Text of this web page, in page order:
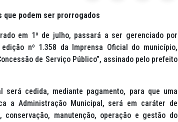
que podem ser prorrogados
em 1º de julho, passará a ser gerenciado por
nº 1.358 da Imprensa Oficial do município,
de Serviço Público”, assinado pelo prefeito
cedida, mediante pagamento, para que uma
a Administração Municipal, será em caráter de
manutenção, operação e gestão do